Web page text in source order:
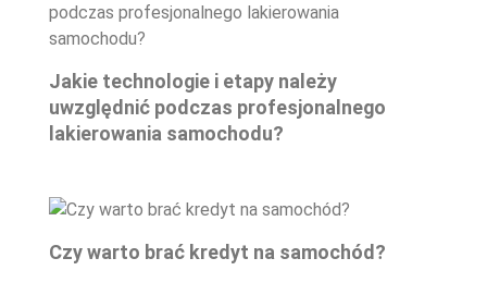
Jakie technologie i etapy należy
uwzględnić podczas profesjonalnego
lakierowania samochodu?
Czy warto brać kredyt na samochód?